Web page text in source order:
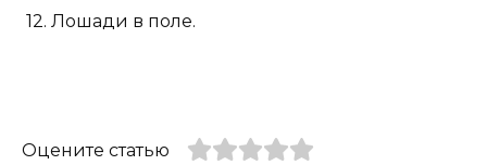
12. Лошади в поле.
Оцените статью